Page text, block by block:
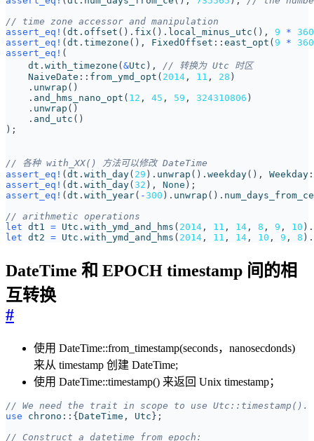
assert_eq! ( dt . offset (). fix (). local_minus_utc (), 9 *
assert_eq! ( dt . timezone (), FixedOffset :: east_opt ( 9 *
assert_eq! (
dt . with_timezone ( &Utc ),
NaiveDate :: from_ymd_opt ( 2014 , 11 , 28 )
. unwrap ()
. and_hms_nano_opt ( 12 , 45 , 59 , 324310806 )
. unwrap ()
. and_utc ()
);
assert_eq! ( dt . with_day( 29 ). unwrap (). weekday(), Weekday
assert_eq! ( dt . with_day( 32 ), None );
assert_eq! ( dt . with_year( -300 ). unwrap (). num_days_from_ce
let dt1 = Utc . with_ymd_and_hms ( 2014 , 11 , 14 , 8 , 9 , 10 ).
let dt2 = Utc . with_ymd_and_hms ( 2014 , 11 , 14 , 10 , 9 , 8 ).
DateTime 和 EPOCH timestamp 间的相
互转换
#
使用 DateTime::from_timestamp(seconds，nanosecdonds)
来从 timestamp 创建 DateTime;
使用 DateTime::timestamp() 来返回 Unix timestamp；
use
chrono :: {DateTime , Utc};